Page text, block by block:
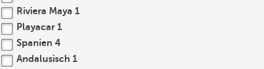
Riviera Maya 1
Playacar 1
Spanien 4
Andalusisch 1